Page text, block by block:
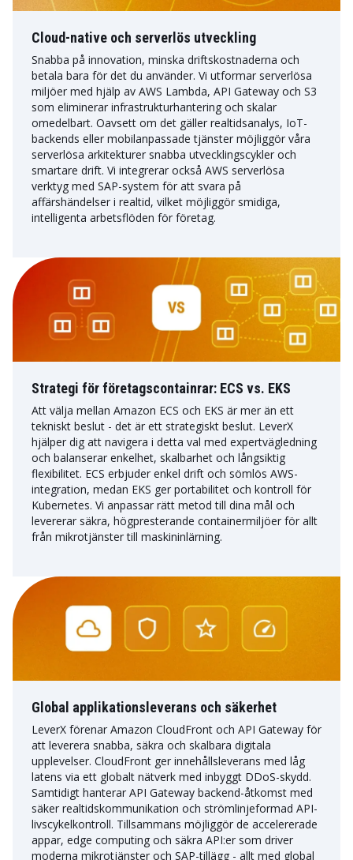
Cloud-native och serverlös utveckling
Snabba på innovation, minska driftskostnaderna och
betala bara för det du använder. Vi utformar serverlösa
miljöer med hjälp av AWS Lambda, API Gateway och S3
som eliminerar infrastrukturhantering och skalar
omedelbart. Oavsett om det gäller realtidsanalys, IoT-
backends eller mobilanpassade tjänster möjliggör våra
serverlösa arkitekturer snabba utvecklingscykler och
smartare drift. Vi integrerar också AWS serverlösa
verktyg med SAP-system för att svara på
affärshändelser i realtid, vilket möjliggör smidiga,
intelligenta arbetsflöden för företag.
Strategi för företagscontainrar: ECS vs. EKS
Att välja mellan Amazon ECS och EKS är mer än ett
tekniskt beslut - det är ett strategiskt beslut. LeverX
hjälper dig att navigera i detta val med expertvägledning
och balanserar enkelhet, skalbarhet och långsiktig
flexibilitet. ECS erbjuder enkel drift och sömlös AWS-
integration, medan EKS ger portabilitet och kontroll för
Kubernetes. Vi anpassar rätt metod till dina mål och
levererar säkra, högpresterande containermiljöer för allt
från mikrotjänster till maskininlärning.
Global applikationsleverans och säkerhet
LeverX förenar Amazon CloudFront och API Gateway för
att leverera snabba, säkra och skalbara digitala
upplevelser. CloudFront ger innehållsleverans med låg
latens via ett globalt nätverk med inbyggt DDoS-skydd.
Samtidigt hanterar API Gateway backend-åtkomst med
säker realtidskommunikation och strömlinjeformad API-
livscykelkontroll. Tillsammans möjliggör de accelererade
appar, edge computing och säkra API:er som driver
moderna mikrotjänster och SAP-tillägg - allt med global